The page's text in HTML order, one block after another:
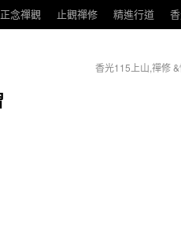
正念禪觀 止觀禪修 精進行道
香光115上山,禪修 &